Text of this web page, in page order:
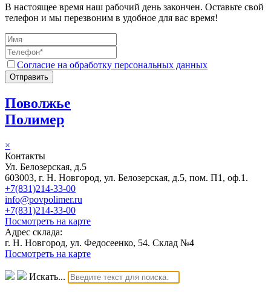
В настоящее время наш рабочий день закончен. Оставьте свой
телефон и мы перезвоним в удобное для вас время!
Согласие на обработку персональных данных
Отправить
Поволжье
Полимер
×
Контакты
Ул. Белозерская, д.5
603003, г. Н. Новгород, ул. Белозерская, д.5, пом. П1, оф.1.
+7(831)214-33-00
info@povpolimer.ru
+7(831)214-33-00
Посмотреть на карте
Адрес склада:
г. Н. Новгород, ул. Федосеенко, 54. Склад №4
Посмотреть на карте
Искать...